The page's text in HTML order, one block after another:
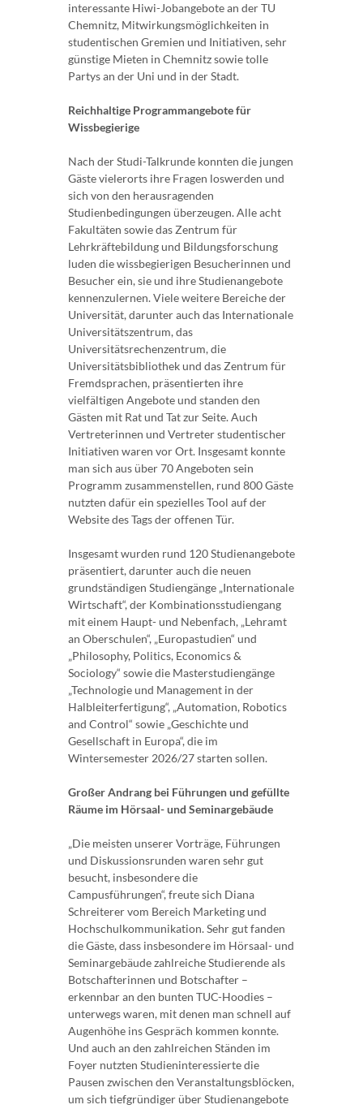
interessante Hiwi-Jobangebote an der TU
Chemnitz, Mitwirkungsmöglichkeiten in
studentischen Gremien und Initiativen, sehr
günstige Mieten in Chemnitz sowie tolle
Partys an der Uni und in der Stadt.
Reichhaltige Programmangebote für
Wissbegierige
Nach der Studi-Talkrunde konnten die jungen
Gäste vielerorts ihre Fragen loswerden und
sich von den herausragenden
Studienbedingungen überzeugen. Alle acht
Fakultäten sowie das Zentrum für
Lehrkräftebildung und Bildungsforschung
luden die wissbegierigen Besucherinnen und
Besucher ein, sie und ihre Studienangebote
kennenzulernen. Viele weitere Bereiche der
Universität, darunter auch das Internationale
Universitätszentrum, das
Universitätsrechenzentrum, die
Universitätsbibliothek und das Zentrum für
Fremdsprachen, präsentierten ihre
vielfältigen Angebote und standen den
Gästen mit Rat und Tat zur Seite. Auch
Vertreterinnen und Vertreter studentischer
Initiativen waren vor Ort. Insgesamt konnte
man sich aus über 70 Angeboten sein
Programm zusammenstellen, rund 800 Gäste
nutzten dafür ein spezielles Tool auf der
Website des Tags der offenen Tür.
Insgesamt wurden rund 120 Studienangebote
präsentiert, darunter auch die neuen
grundständigen Studiengänge „Internationale
Wirtschaft“, der Kombinationsstudiengang
mit einem Haupt- und Nebenfach, „Lehramt
an Oberschulen“, „Europastudien“ und
„Philosophy, Politics, Economics &
Sociology“ sowie die Masterstudiengänge
„Technologie und Management in der
Halbleiterfertigung“, „Automation, Robotics
and Control“ sowie „Geschichte und
Gesellschaft in Europa“, die im
Wintersemester 2026/27 starten sollen.
Großer Andrang bei Führungen und gefüllte
Räume im Hörsaal- und Seminargebäude
„Die meisten unserer Vorträge, Führungen
und Diskussionsrunden waren sehr gut
besucht, insbesondere die
Campusführungen“, freute sich Diana
Schreiterer vom Bereich Marketing und
Hochschulkommunikation. Sehr gut fanden
die Gäste, dass insbesondere im Hörsaal- und
Seminargebäude zahlreiche Studierende als
Botschafterinnen und Botschafter –
erkennbar an den bunten TUC-Hoodies –
unterwegs waren, mit denen man schnell auf
Augenhöhe ins Gespräch kommen konnte.
Und auch an den zahlreichen Ständen im
Foyer nutzten Studieninteressierte die
Pausen zwischen den Veranstaltungsblöcken,
um sich tiefgründiger über Studienangebote